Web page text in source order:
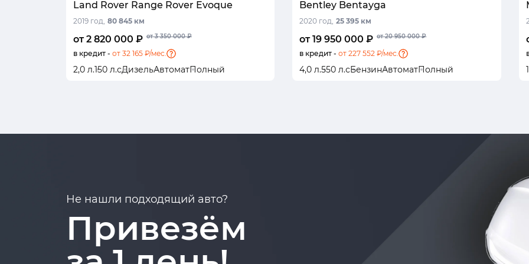
Land Rover Range Rover Evoque
2019 год, 80 845 км
от 2 820 000 ₽ от 3 350 000 ₽
в кредит - от 32 165 ₽/мес.
2,0 л.150 л.сДизельАвтоматПолный
Bentley Bentayga
2020 год, 25 395 км
от 19 950 000 ₽ от 20 950 000 ₽
в кредит - от 227 552 ₽/мес.
4,0 л.550 л.сБензинАвтоматПолный
Не нашли подходящий авто?
Привезём